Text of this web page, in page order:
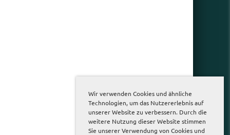
Wir verwenden Cookies und ähnliche
Technologien, um das Nutzererlebnis auf
unserer Website zu verbessern. Durch die
weitere Nutzung dieser Website stimmen
Sie unserer Verwendung von Cookies und